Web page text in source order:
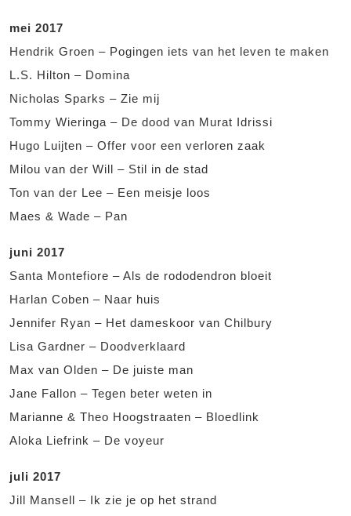
mei 2017
Hendrik Groen – Pogingen iets van het leven te maken
L.S. Hilton – Domina
Nicholas Sparks – Zie mij
Tommy Wieringa – De dood van Murat Idrissi
Hugo Luijten – Offer voor een verloren zaak
Milou van der Will – Stil in de stad
Ton van der Lee – Een meisje loos
Maes & Wade – Pan
juni 2017
Santa Montefiore – Als de rododendron bloeit
Harlan Coben – Naar huis
Jennifer Ryan – Het dameskoor van Chilbury
Lisa Gardner – Doodverklaard
Max van Olden – De juiste man
Jane Fallon – Tegen beter weten in
Marianne & Theo Hoogstraaten – Bloedlink
Aloka Liefrink – De voyeur
juli 2017
Jill Mansell – Ik zie je op het strand